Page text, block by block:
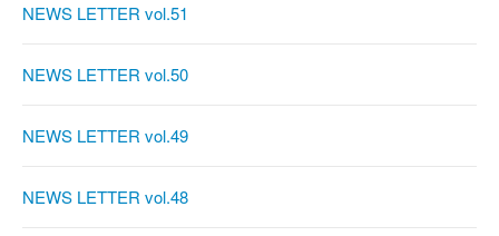
NEWS LETTER vol.51
NEWS LETTER vol.50
NEWS LETTER vol.49
NEWS LETTER vol.48